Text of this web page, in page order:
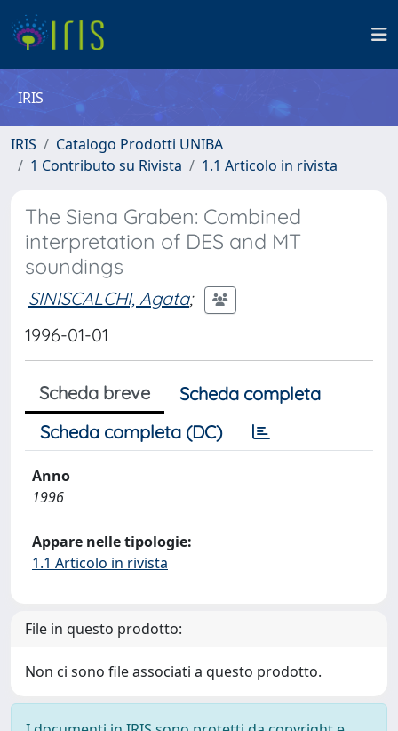
IRIS
IRIS
Catalogo Prodotti UNIBA
1 Contributo su Rivista
1.1 Articolo in rivista
The Siena Graben: Combined
interpretation of DES and MT
soundings
SINISCALCHI, Agata;
1996-01-01
Scheda breve
Scheda completa
Scheda completa (DC)
Anno
1996
Appare nelle tipologie:
1.1 Articolo in rivista
File in questo prodotto:
Non ci sono file associati a questo prodotto.